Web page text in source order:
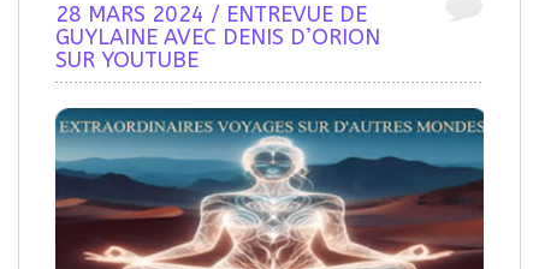
28 MARS 2024 / ENTREVUE DE
GUYLAINE AVEC DENIS D’ORION
SUR YOUTUBE